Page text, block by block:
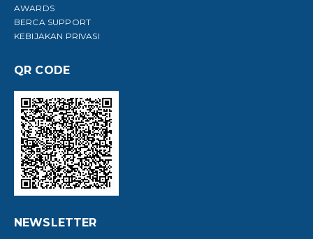
AWARDS
BERCA SUPPORT
KEBIJAKAN PRIVASI
QR CODE
NEWSLETTER